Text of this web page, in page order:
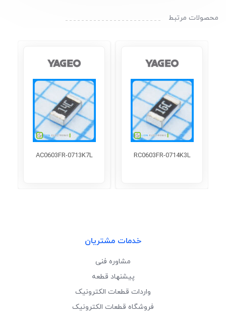
محصولات مرتبط
RC0603FR-0714K3L
AC0603FR-0713K7L
خدمات مشتریان
مشاوره فنی
پیشنهاد قطعه
واردات قطعات الکترونیک
فروشگاه قطعات الکترونیک